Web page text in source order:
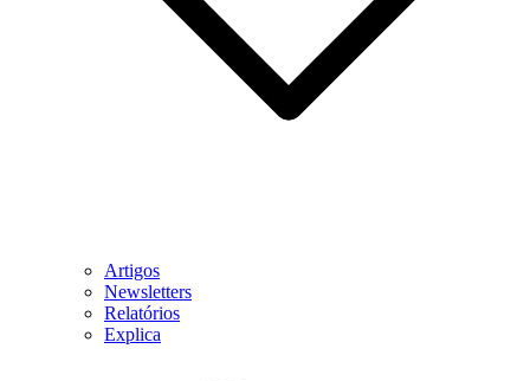
Artigos
Newsletters
Relatórios
Explica